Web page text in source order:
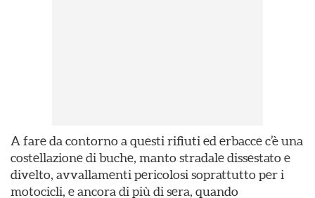
A fare da contorno a questi rifiuti ed erbacce c’è una
costellazione di buche, manto stradale dissestato e
divelto, avvallamenti pericolosi soprattutto per i
motocicli, e ancora di più di sera, quando